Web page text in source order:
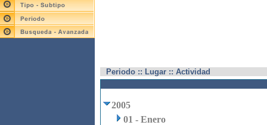
Periodo :: Lugar :: Actividad
2005
01 - Enero